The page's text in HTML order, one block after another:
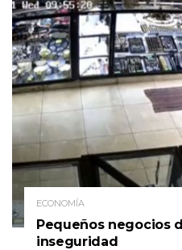
ECONOMÍA
Pequeños negocios
inseguridad